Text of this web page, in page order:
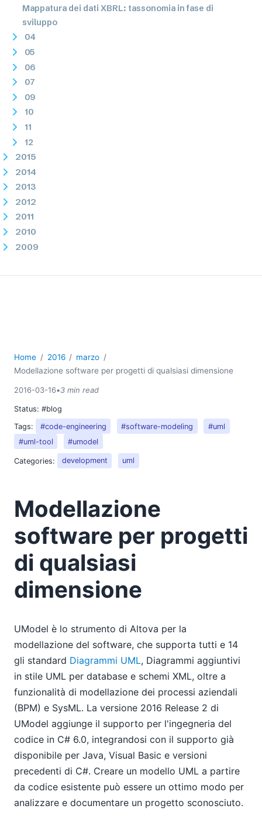
Mappatura dei dati XBRL: tassonomia in fase di
sviluppo
04
05
06
07
09
10
11
12
2015
2014
2013
2012
2011
2010
2009
2007
Home 2016
marzo
Modellazione software per progetti di qualsiasi dimensione
2016-03-16•3 min read
Status: #blog
Tags:
#code-engineering #software-modeling
#uml
#uml-tool
#umodel
Categories: development uml
Modellazione
software per progetti
di qualsiasi
dimensione
UModel è lo strumento di Altova per la
modellazione del software, che supporta tutti e 14
gli standard Diagrammi UML, Diagrammi aggiuntivi
in stile UML per database e schemi XML, oltre a
funzionalità di modellazione dei processi aziendali
(BPM) e SysML. La versione 2016 Release 2 di
UModel aggiunge il supporto per l'ingegneria del
codice in C# 6.0, integrandosi con il supporto già
disponibile per Java, Visual Basic e versioni
precedenti di C#. Creare un modello UML a partire
da codice esistente può essere un ottimo modo per
analizzare e documentare un progetto sconosciuto.